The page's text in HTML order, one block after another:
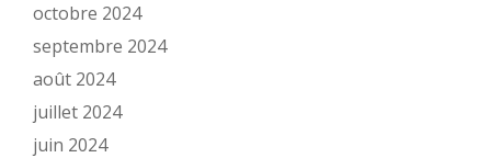
octobre 2024
septembre 2024
août 2024
juillet 2024
juin 2024